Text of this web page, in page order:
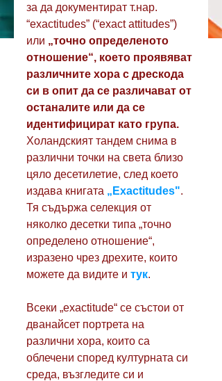
за да документират т.нар.
“exactitudes” (“exact attitudes”)
или „точно определеното
отношение“, което проявяват
различните хора с дрескода
си в опит да се различават от
останалите или да се
идентифицират като група.
Холандският тандем снима в
различни точки на света близо
цяло десетилетие, след което
издава книгата „Еxactitudes".
Тя съдържа селекция от
няколко десетки типа „точно
определено отношение“,
изразено чрез дрехите, които
можете да видите и тук.
Всеки „exactitude“ се състои от
дванайсет портрета на
различни хора, които са
облечени според културната си
среда, възгледите си и